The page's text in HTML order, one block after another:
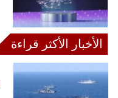
الأخبار الأكثر قراءة